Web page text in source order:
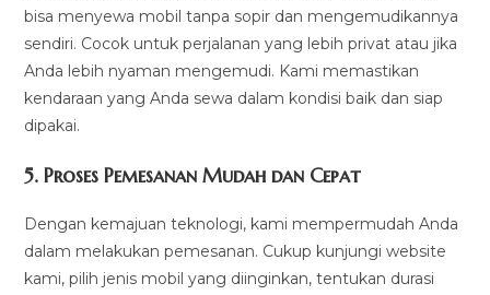
bisa menyewa mobil tanpa sopir dan mengemudikannya
sendiri. Cocok untuk perjalanan yang lebih privat atau jika
Anda lebih nyaman mengemudi. Kami memastikan
kendaraan yang Anda sewa dalam kondisi baik dan siap
dipakai.
5.Proses Pemesanan Mudah dan Cepat
Dengan kemajuan teknologi, kami mempermudah Anda
dalam melakukan pemesanan. Cukup kunjungi website
kami, pilih jenis mobil yang diinginkan, tentukan durasi